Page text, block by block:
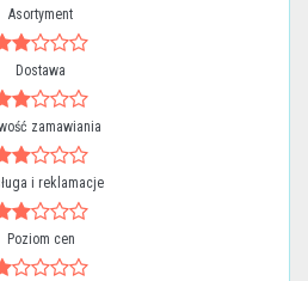
Asortyment
Dostawa
zamawiania
i reklamacje
Poziom cen